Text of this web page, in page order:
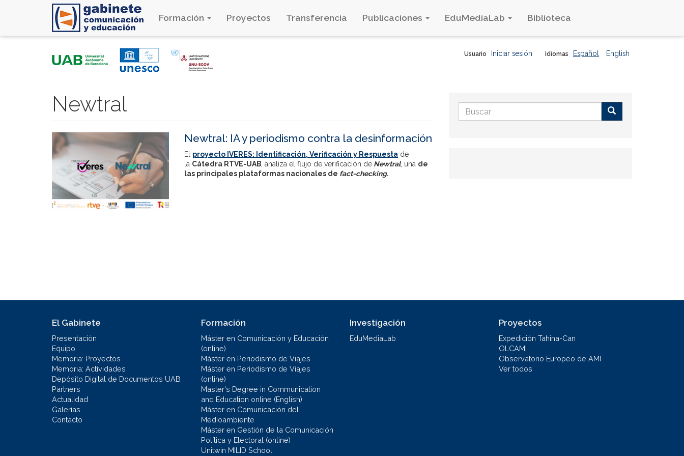
Formación Proyectos Transferencia Publicaciones EduMediaLab Biblioteca
Idiomas Español English
Usuario Iniciar sesión
Newtral
Newtral: IA y periodismo contra la desinformación
El proyecto IVERES: Identificación, Verificación y Respuesta de
la Cátedra RTVE-UAB, analiza el flujo de verificación de Newtral, una de
las principales plataformas nacionales de fact-checking.
Formulario
de
El Gabinete
Presentación
Equipo
Memoria: Proyectos
Memoria: Actividades
Depósito Digital de Documentos UAB
Partners
Actualidad
Galerías
Contacto
Formación
Máster en Comunicación y Educación
(online)
Máster en Periodismo de Viajes
Máster en Periodismo de Viajes
(online)
Master's Degree in Communication
and Education online (English)
Máster en Comunicación del
Medioambiente
Máster en Gestión de la Comunicación
Política y Electoral (online)
Unitwin MILID School
Investigación
EduMediaLab
Proyectos
Expedición Tahina-Can
OLCAMI
Observatorio Europeo de AMI
Ver todos